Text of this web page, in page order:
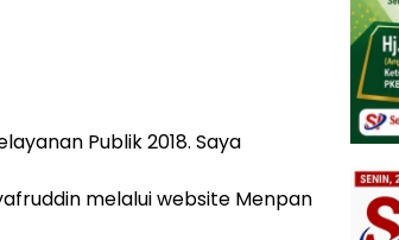
Publik 2018. Saya
melalui website Menpan